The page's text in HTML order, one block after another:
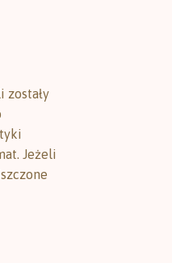
zostały
Jeżeli